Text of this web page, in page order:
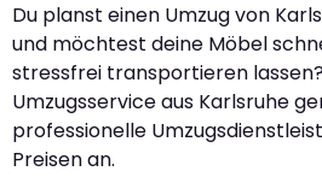
Du planst einen Umzug von
und möchtest deine Möbel
stressfrei transportieren
Umzugsservice aus Karlsruhe
professionelle
Preisen an.